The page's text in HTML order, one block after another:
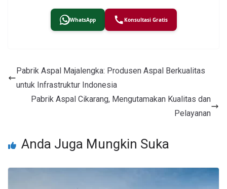
WhatsApp Konsultasi Gratis
Pabrik Aspal Majalengka: Produsen Aspal Berkualitas
untuk Infrastruktur Indonesia
Pabrik Aspal Cikarang, Mengutamakan Kualitas dan
Pelayanan
Anda Juga Mungkin Suka